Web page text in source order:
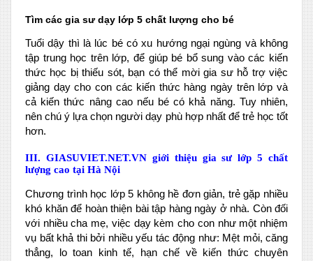
Tìm các gia sư dạy lớp 5 chất lượng cho bé
Tuổi dậy thì là lúc bé có xu hướng ngại ngùng và không
tập trung học trên lớp, để giúp bé bổ sung vào các kiến
thức học bị thiếu sót, bạn có thể mời gia sư hỗ trợ việc
giảng dạy cho con các kiến thức hàng ngày trên lớp và
cả kiến thức nâng cao nếu bé có khả năng. Tuy nhiên,
nên chú ý lựa chọn người dạy phù hợp nhất để trẻ học tốt
hơn.
III. GIASUVIET.NET.VN giới thiệu gia sư lớp 5 chất
lượng cao tại Hà Nội
Chương trình học lớp 5 không hề đơn giản, trẻ gặp nhiều
khó khăn để hoàn thiện bài tập hàng ngày ở nhà. Còn đối
với nhiều cha mẹ, việc dạy kèm cho con như một nhiệm
vụ bất khả thi bởi nhiều yếu tác động như: Mệt mỏi, căng
thẳng, lo toan kinh tế, hạn chế về kiến thức chuyên